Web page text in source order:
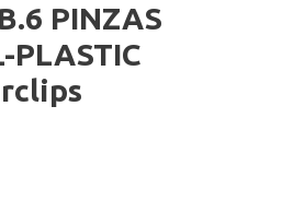
PINZAS
PLASTIC